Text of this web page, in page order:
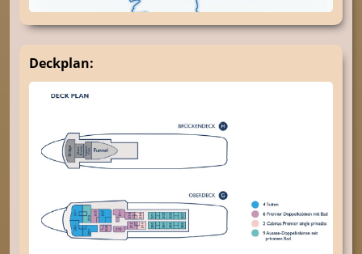
Deckplan: